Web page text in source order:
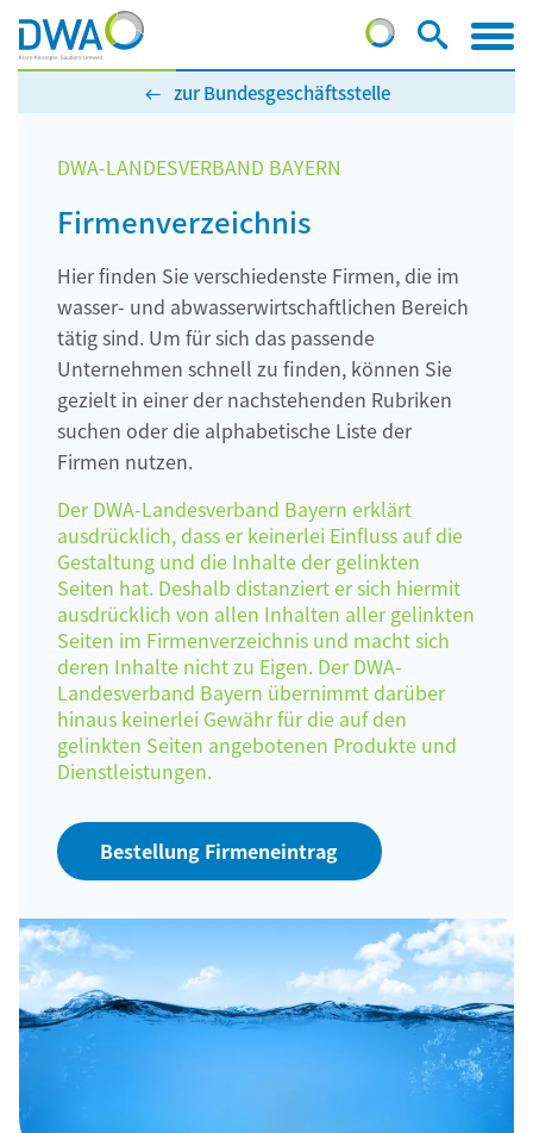
zur Bundesgeschäftsstelle
DWA-LANDESVERBAND BAYERN
Firmenverzeichnis
Hier finden Sie verschiedenste Firmen, die im
wasser- und abwasserwirtschaftlichen Bereich
tätig sind. Um für sich das passende
Unternehmen schnell zu finden, können Sie
gezielt in einer der nachstehenden Rubriken
suchen oder die alphabetische Liste der
Firmen nutzen.
Der DWA-Landesverband Bayern erklärt
ausdrücklich, dass er keinerlei Einfluss auf die
Gestaltung und die Inhalte der gelinkten
Seiten hat. Deshalb distanziert er sich hiermit
ausdrücklich von allen Inhalten aller gelinkten
Seiten im Firmenverzeichnis und macht sich
deren Inhalte nicht zu Eigen. Der DWA-
Landesverband Bayern übernimmt darüber
hinaus keinerlei Gewähr für die auf den
gelinkten Seiten angebotenen Produkte und
Dienstleistungen.
Bestellung Firmeneintrag